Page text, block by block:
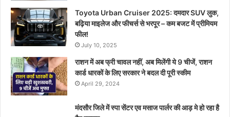
Toyota Urban Cruiser 2025: दमदार SUV लुक,
बढ़िया माइलेज और फीचर्स से भरपूर – कम बजट में प्रीमियम
फील!
July 10, 2025
राशन में अब फ्री चावल नहीं, अब मिलेंगी ये 9 चीजें, राशन
कार्ड धारकों के लिए सरकार ने बदल दी पूरी स्कीम
April 29, 2024
मंदसौर जिले में स्पा सेंटर एव मसाज पार्लर की आड़ मे हो रहा है